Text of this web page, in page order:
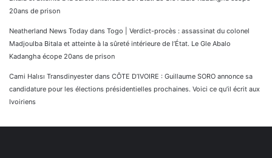
20ans de prison
Neatherland News Today dans Togo | Verdict-procès : assassinat du colonel
Madjoulba Bitala et atteinte à la sûreté intérieure de l’État. Le Gle Abalo
Kadangha écope 20ans de prison
Cami Halısı Transdinyester dans CÔTE D’IVOIRE : Guillaume SORO annonce sa
candidature pour les élections présidentielles prochaines. Voici ce qu’il écrit aux
Ivoiriens